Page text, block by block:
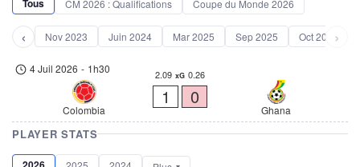
Tous CM 2026 : Qualifications Coupe du Monde 2026
‹ Nov 2023 Juin 2024 Mar 2025 Sep 2025 Oct 2025›
4 Juil 2026 - 1h30
Colombia
2.09 xG 0.26
1 0
Ghana
PLAYER STATS